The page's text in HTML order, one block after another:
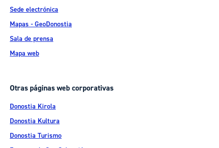
Sede electrónica
Mapas - GeoDonostia
Sala de prensa
Mapa web
Otras páginas web corporativas
Donostia Kirola
Donostia Kultura
Donostia Turismo